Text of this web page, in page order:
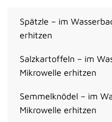
Spätzle – im
erhitzen
Salzkartoffeln – im
Mikrowelle erhitzen
Semmelknödel – im
Mikrowelle erhitzen